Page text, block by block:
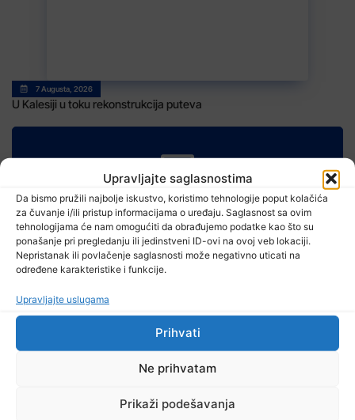
Upravljajte saglasnostima
Da bismo pružili najbolje iskustvo, koristimo tehnologije poput kolačića
za čuvanje i/ili pristup informacijama o uređaju. Saglasnost sa ovim
tehnologijama će nam omogućiti da obrađujemo podatke kao što su
ponašanje pri pregledanju ili jedinstveni ID-ovi na ovoj veb lokaciji.
Nepristanak ili povlačenje saglasnosti može negativno uticati na
određene karakteristike i funkcije.
Upravljajte uslugama
Prihvati
Ne prihvatam
Prikaži podešavanja
7 Augusta, 2026
U Kalesiji u toku rekonstrukcija puteva
TV RASPORED